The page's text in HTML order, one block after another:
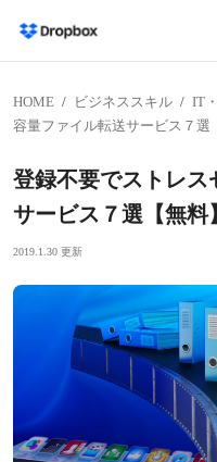
HOME ビジネススキル IT
容量ファイル転送サービス７選
登録不要でストレス
サービス７選【無料】
2019.1.30 更新